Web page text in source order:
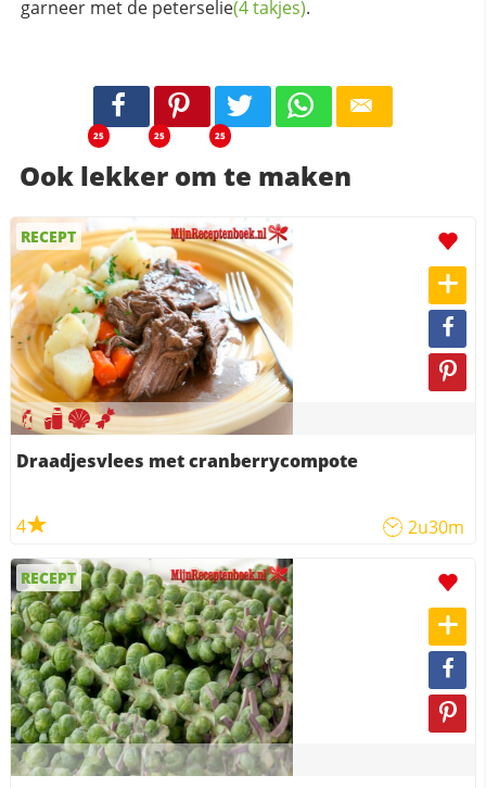
garneer met de peterselie(4 takjes).
25 25 25
Ook lekker om te maken
RECEPT
Draadjesvlees met cranberrycompote
4 2u30m
RECEPT